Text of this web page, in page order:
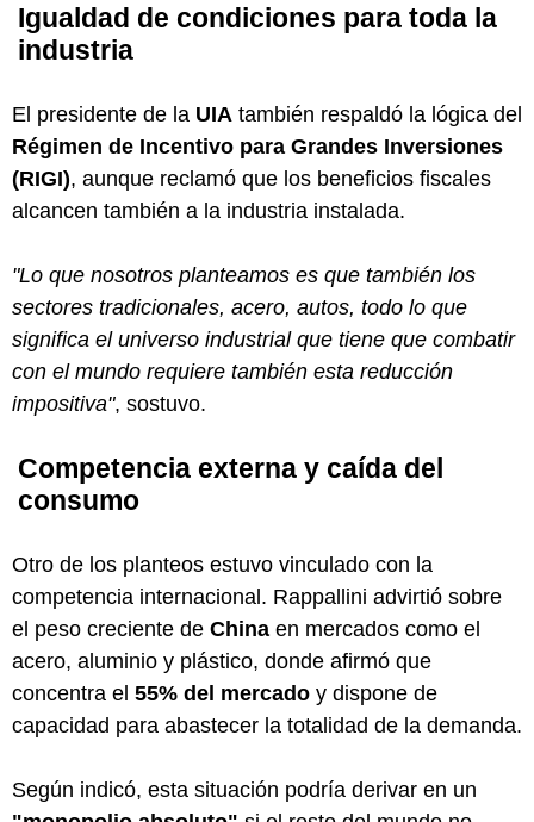
Igualdad de condiciones para toda la
industria
El presidente de la UIA también respaldó la lógica del
Régimen de Incentivo para Grandes Inversiones
(RIGI), aunque reclamó que los beneficios fiscales
alcancen también a la industria instalada.
"Lo que nosotros planteamos es que también los
sectores tradicionales, acero, autos, todo lo que
significa el universo industrial que tiene que combatir
con el mundo requiere también esta reducción
impositiva", sostuvo.
Competencia externa y caída del
consumo
Otro de los planteos estuvo vinculado con la
competencia internacional. Rappallini advirtió sobre
el peso creciente de China en mercados como el
acero, aluminio y plástico, donde afirmó que
concentra el 55% del mercado y dispone de
capacidad para abastecer la totalidad de la demanda.
Según indicó, esta situación podría derivar en un